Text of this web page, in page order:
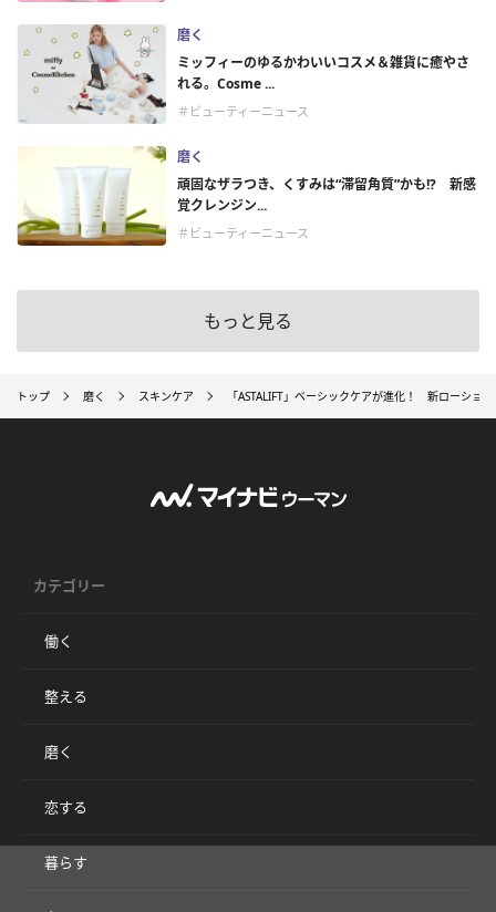
磨く
ミッフィーのゆるかわいいコスメ＆雑貨に癒やさ
れる。Cosme ...
＃ビューティーニュース
磨く
頑固なザラつき、くすみは“滞留角質”かも!? 新感
覚クレンジン...
＃ビューティーニュース
もっと見る
トップ 磨く スキンケア 「ASTALIFT」ベーシックケアが進化！ 新ローショ
カテゴリー
働く
整える
磨く
恋する
暮らす